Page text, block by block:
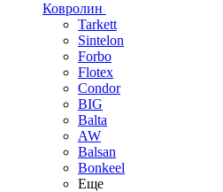
Ковролин
Tarkett
Sintelon
Forbo
Flotex
Condor
BIG
Balta
AW
Balsan
Bonkeel
Еще